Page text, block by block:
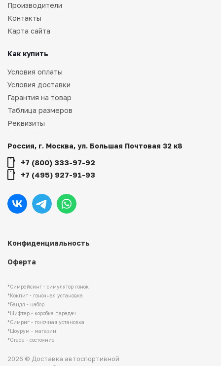
*Симрейсинг - симулятор гонок
*Кокпит - гоночная установка
*Бандл - набор
*Шифтер - коробка передач
*Симриг - гоночная установка
*Шоурум - магазин
*Grade - состояние
2026 © Доставка автоспортивной
Конфиденциальность
Оферта
Производители
Контакты
Карта сайта
Как купить
Условия оплаты
Условия доставки
Гарантия на товар
Таблица размеров
Реквизиты
Россия, г. Москва, ул. Большая Почтовая 32 к8
+7 (800) 333-97-92
+7 (495) 927-91-93